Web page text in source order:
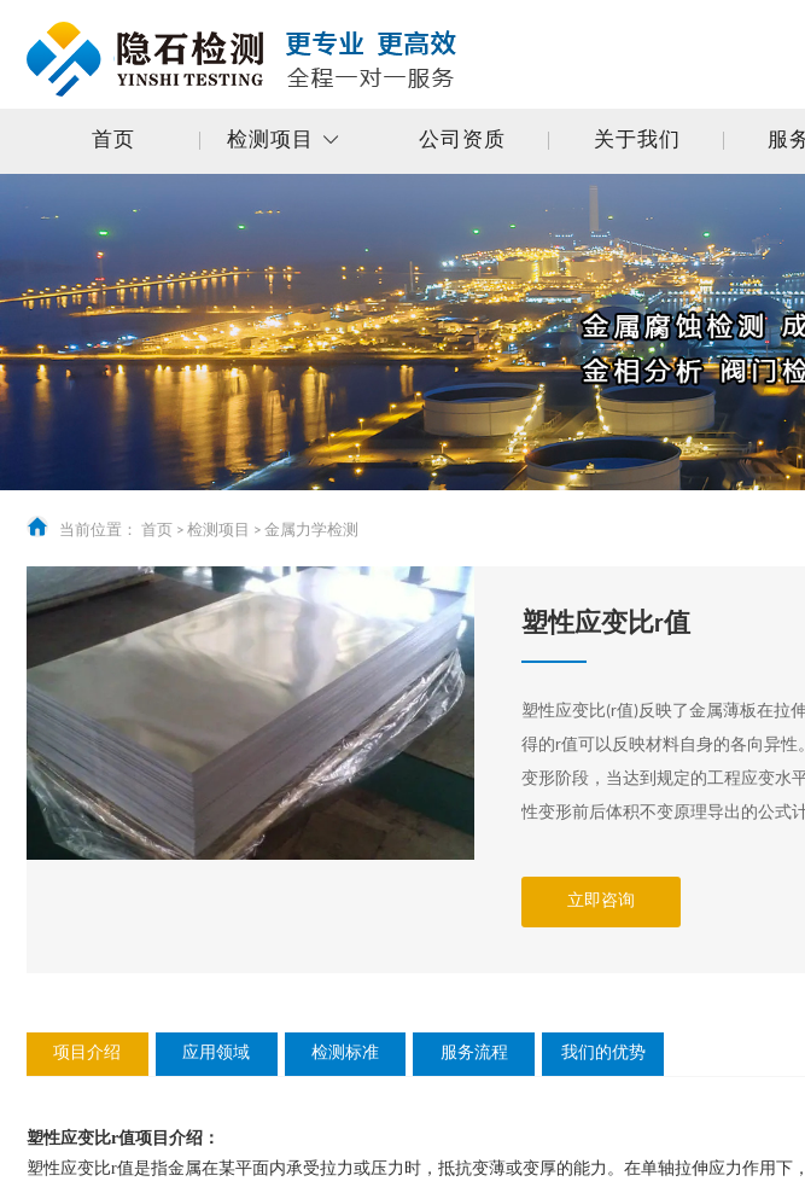
首页 检测项目 公司资质 关于我们 服
当前位置： 首页 > 检测项目 > 金属力学检测
塑性应变比r值
塑性应变比(r值)反映了金属薄板在拉
得的r值可以反映材料自身的各向异
变形阶段，当达到规定的工程应变水
性变形前后体积不变原理导出的公式
立即咨询
项目介绍 应用领域 检测标准 服务流程 我们的优势
塑性应变比r值项目介绍 ：
塑性应变比r值是指金属在某平面内承受拉力或压力时，抵抗变薄或变厚的能力。在单轴拉伸应力作用